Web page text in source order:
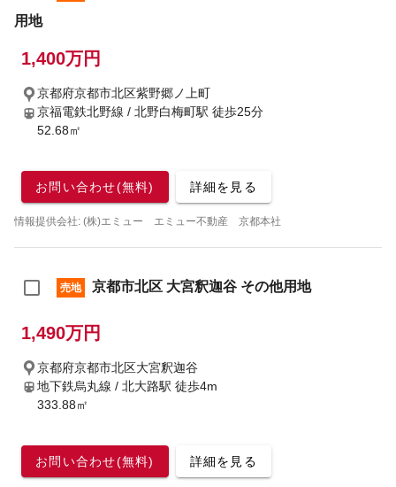
用地
1,400万円
京都府京都市北区紫野郷ノ上町
京福電鉄北野線 / 北野白梅町駅 徒歩25分
52.68㎡
お問い合わせ(無料) 詳細を見る
情報提供会社: (株)エミュー エミュー不動産 京都本社
売地 京都市北区 大宮釈迦谷 その他用地
1,490万円
京都府京都市北区大宮釈迦谷
地下鉄烏丸線 / 北大路駅 徒歩4m
333.88㎡
お問い合わせ(無料) 詳細を見る